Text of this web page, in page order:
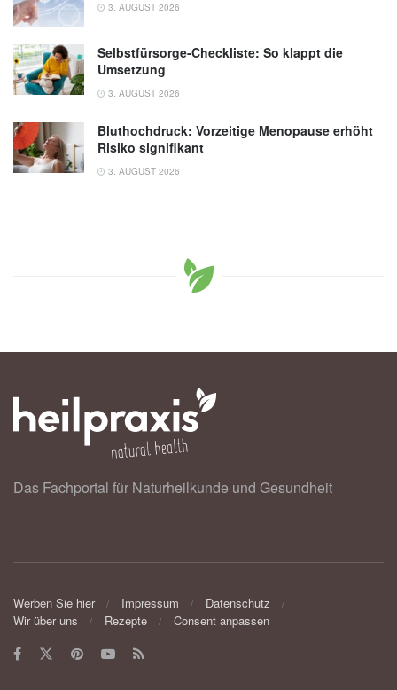
3. AUGUST 2026
Selbstfürsorge-Checkliste: So klappt die
Umsetzung
3. AUGUST 2026
Bluthochdruck: Vorzeitige Menopause erhöht
Risiko signifikant
3. AUGUST 2026
Das Fachportal für Naturheilkunde und Gesundheit
Werben Sie hier Impressum
Datenschutz
Wir über uns
Rezepte Consent anpassen